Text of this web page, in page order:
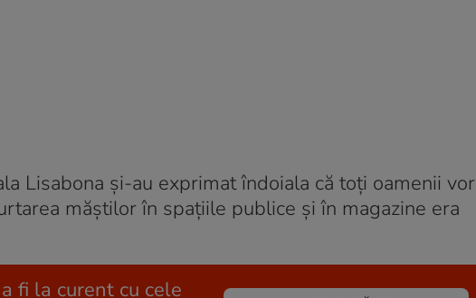
Lisabona și-au exprimat îndoiala că toți oamenii vor
măștilor în spațiile publice și în magazine era
fi la curent cu cele